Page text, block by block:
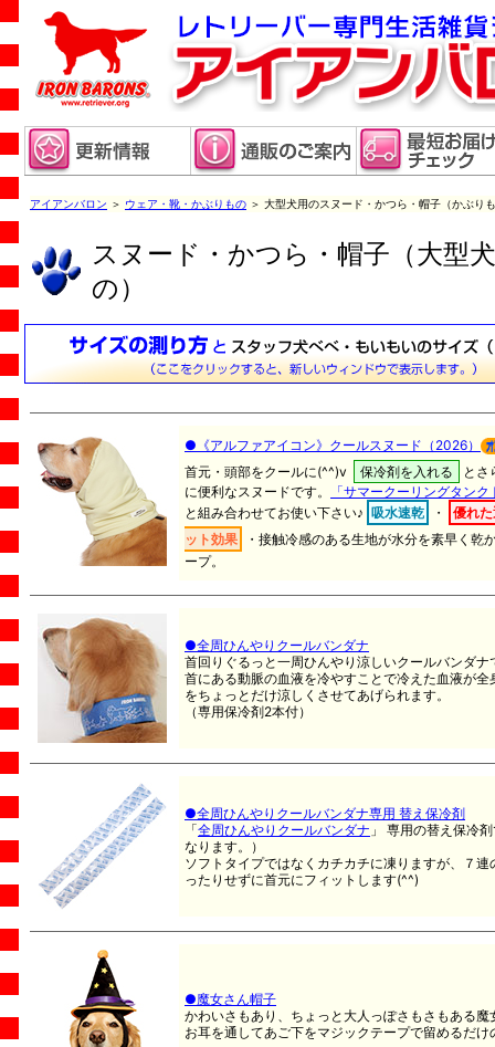
アイアンバロン ＞ ウェア・靴・かぶりもの ＞ 大型犬用のスヌード・かつら・帽子（かぶり
スヌード・かつら・帽子（大型
の）
●《アルファアイコン》クールスヌード（2026）
首元・頭部をクールに(^^)v
保冷剤を入れる
とさ
に便利なスヌードです。
「サマークーリングタンク
と組み合わせてお使い下さい♪ 吸水速乾 ・
優れ
ット効果
・ 接触冷感のある生地が水分を素早く乾
ープ。
●全周ひんやりクールバンダナ
首回りぐるっと一周ひんやり涼しいクールバンダナ
首にある動脈の血液を冷やすことで冷えた血液が
をちょっとだけ涼しくさせてあげられます。
（専用保冷剤2本付）
●全周ひんやりクールバンダナ専用 替え保冷剤
「全周ひんやりクールバンダナ 」 専用の替え保冷
なります。）
ソフトタイプではなくカチカチに凍りますが、７
ったりせずに首元にフィットします(^^)
●魔女さん帽子
かわいさもあり、ちょっと大人っぽさもさもある
お耳を通してあご下をマジックテープで留めるだけ